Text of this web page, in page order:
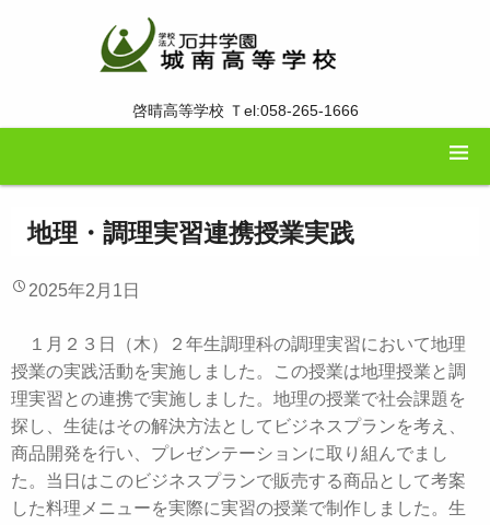
啓晴高等学校 Ｔel:058-265-1666
地理・調理実習連携授業実践
2025年2月1日
１月２３日（木）２年生調理科の調理実習において地理
授業の実践活動を実施しました。この授業は地理授業と調
理実習との連携で実施しました。地理の授業で社会課題を
探し、生徒はその解決方法としてビジネスプランを考え、
商品開発を行い、プレゼンテーションに取り組んでまし
た。当日はこのビジネスプランで販売する商品として考案
した料理メニューを実際に実習の授業で制作しました。生